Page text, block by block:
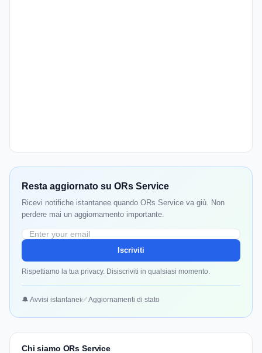
Resta aggiornato su ORs Service
Ricevi notifiche istantanee quando ORs Service va giù. Non
perdere mai un aggiornamento importante.
Iscriviti
Rispettiamo la tua privacy. Disiscriviti in qualsiasi momento.
🔔 Avvisi istantanei✅ Aggiornamenti di stato
Chi siamo ORs Service